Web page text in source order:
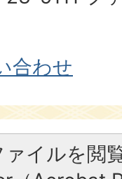
合わせ
ァイルを閲